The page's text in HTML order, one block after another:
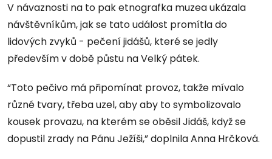
V návaznosti na to pak etnografka muzea ukázala
návštěvníkům, jak se tato událost promítla do
lidových zvyků - pečení jidášů, které se jedly
především v době půstu na Velký pátek.
“Toto pečivo má připomínat provoz, takže mívalo
různé tvary, třeba uzel, aby aby to symbolizovalo
kousek provazu, na kterém se oběsil Jidáš, když se
dopustil zrady na Pánu Ježíši,” doplnila Anna Hrčková.